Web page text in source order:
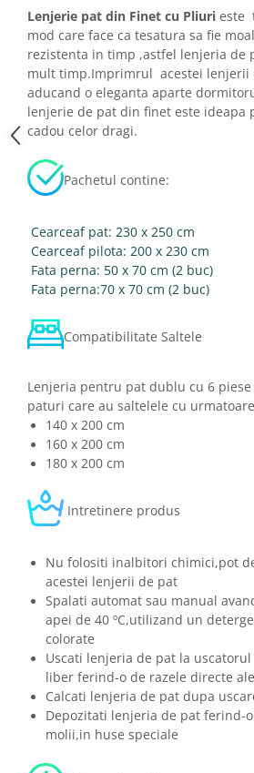
Lenjerie pat din Finet cu Pliuri este
mod care face ca tesatura sa fie
rezistenta in timp ,astfel lenjeria de
mult timp.Imprimrul acestei lenjerii
aducand o eleganta aparte
lenjerie de pat din finet este ideapa
cadou celor dragi.
Pachetul contine:
Cearceaf pat: 230 x 250 cm
Cearceaf pilota: 200 x 230 cm
Fata perna: 50 x 70 cm (2 buc)
Fata perna:70 x 70 cm (2 buc)
Compatibilitate Saltele
Lenjeria pentru pat dublu cu 6
paturi care au saltelele cu
140 x 200 cm
160 x 200 cm
180 x 200 cm
Intretinere produs
Nu folositi inalbitori chimici,pot
acestei lenjerii de pat
Spalati automat sau manual
apei de 40 ºC,utilizand un
colorate
Uscati lenjeria de pat la
liber ferind-o de razele directe
Calcati lenjeria de pat dupa
Depozitati lenjeria de pat ferind-
molii,in huse speciale